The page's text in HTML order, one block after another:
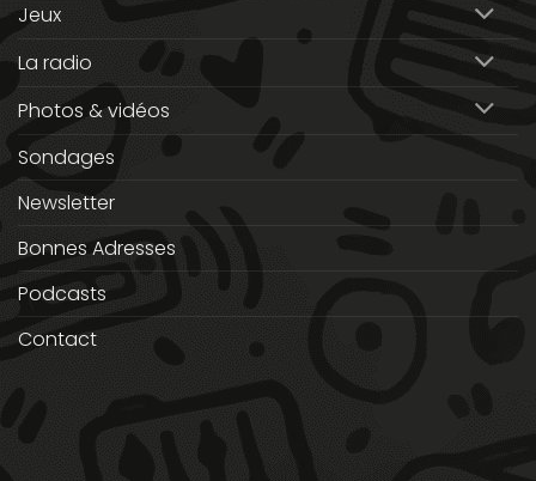
Jeux
La radio
Photos & vidéos
Sondages
Newsletter
Bonnes Adresses
Podcasts
Contact